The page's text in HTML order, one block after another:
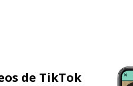
de TikTok